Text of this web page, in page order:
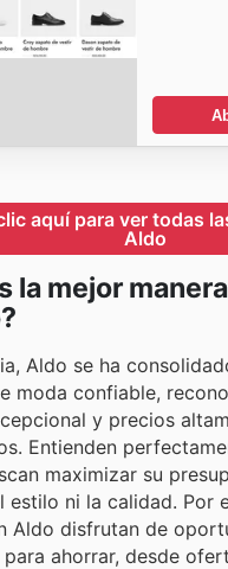
aquí para ver todas
Aldo
la mejor
Aldo se ha
moda confiable,
y precios
Entienden
maximizar su
estilo ni la calidad. Por
Aldo disfrutan de
ahorrar, desde